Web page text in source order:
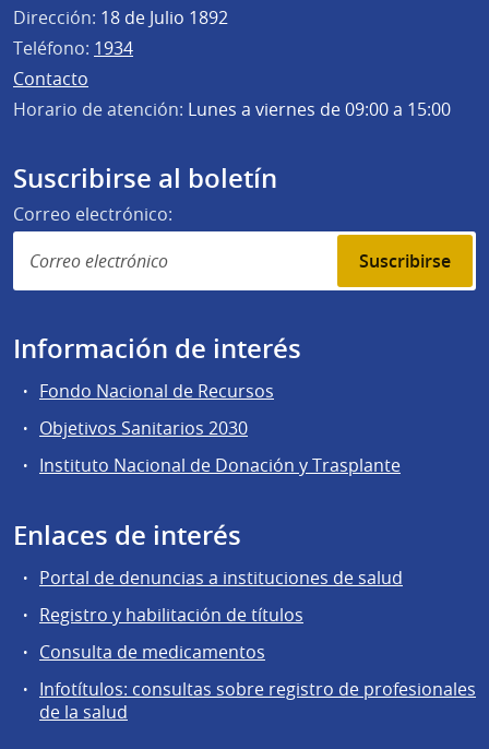
Dirección: 18 de Julio 1892
Teléfono: 1934
Contacto
Horario de atención: Lunes a viernes de 09:00 a 15:00
Suscribirse al boletín
Correo electrónico:
Suscribirse
Información de interés
Fondo Nacional de Recursos
Objetivos Sanitarios 2030
Instituto Nacional de Donación y Trasplante
Enlaces de interés
Portal de denuncias a instituciones de salud
Registro y habilitación de títulos
Consulta de medicamentos
Infotítulos: consultas sobre registro de profesionales
de la salud